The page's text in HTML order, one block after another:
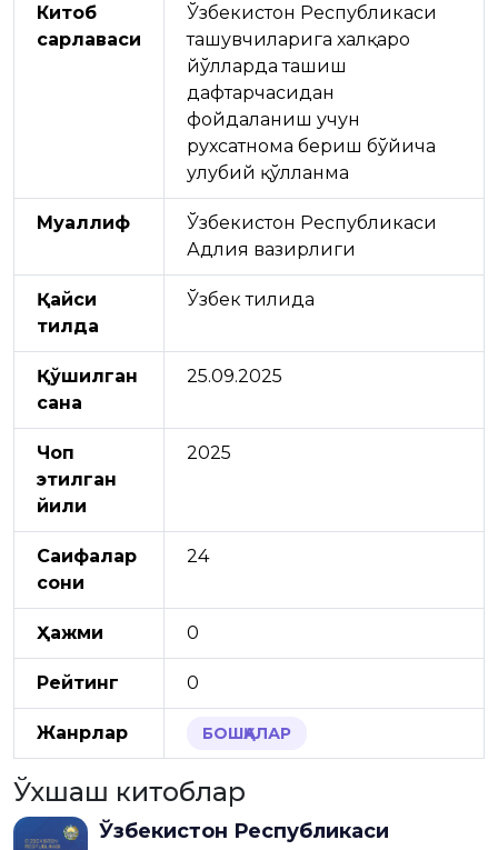
Китоб
сарлавҳаси
Ўзбекистон Республикаси
ташувчиларига халқаро
йўлларда ташиш
дафтарчасидан
фойдаланиш учун
рухсатнома бериш бўйича
улубий қўлланма
Муаллиф
Ўзбекистон Республикаси
Адлия вазирлиги
Қайси
тилда
Ўзбек тилида
Қўшилган
сана
25.09.2025
Чоп
этилган
йили
2025
Саҳифалар
сони
24
Ҳажми 0
Рейтинг 0
Жанрлар БОШҚАЛАР
Ўхшаш китоблар
Ўзбекистон Республикаси